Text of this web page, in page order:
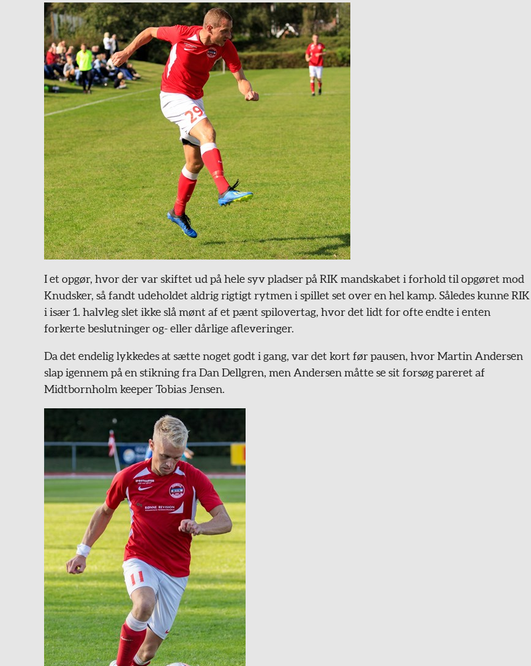
I et opgør, hvor der var skiftet ud på hele syv pladser på RIK mandskabet i forhold til opgøret mod
Knudsker, så fandt udeholdet aldrig rigtigt rytmen i spillet set over en hel kamp. Således kunne RIK
i især 1. halvleg slet ikke slå mønt af et pænt spilovertag, hvor det lidt for ofte endte i enten
forkerte beslutninger og- eller dårlige afleveringer.
Da det endelig lykkedes at sætte noget godt i gang, var det kort før pausen, hvor Martin Andersen
slap igennem på en stikning fra Dan Dellgren, men Andersen måtte se sit forsøg pareret af
Midtbornholm keeper Tobias Jensen.